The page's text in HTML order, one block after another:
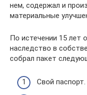
нем, содержал и
материальные
По истечении 15 лет
наследство в
собрал пакет
Свой паспорт.